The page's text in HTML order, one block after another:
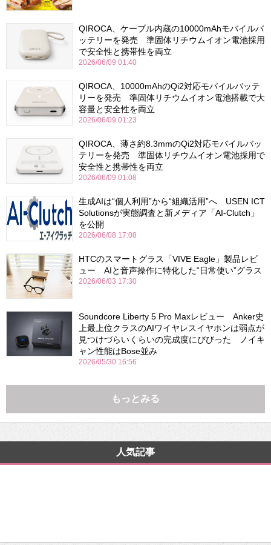
QIROCA、ケーブル内蔵の10000mAhモバイルバ
ッテリーを発売 準固体リチウムイオン電池採用
で安全性と携帯性を両立
2026/06/09 01:40
QIROCA、10000mAhのQi2対応モバイルバッテ
リーを発売 準固体リチウムイオン電池搭載で大
容量と安全性を両立
2026/06/09 01:23
QIROCA、薄さ約8.3mmのQi2対応モバイルバッ
テリーを発売 準固体リチウムイオン電池採用で
安全性と携帯性を両立
2026/06/09 01:08
生成AIは“個人利用”から“組織活用”へ USEN ICT
Solutionsが実態調査と新メディア「AI-Clutch」
を公開
2026/06/08 17:08
HTCのスマートグラス「VIVE Eagle」製品レビ
ュー AIと音声操作に特化した“日常使い”グラス
2026/06/03 17:30
Soundcore Liberty 5 Pro Maxレビュー Anker史
上最上位クラスのAIワイヤレスイヤホンは弱点が
見つけづらいくらいの完成度にびびった ノイキ
ャン性能はBose並み
2026/05/30 16:56
もっとみる
人気記事